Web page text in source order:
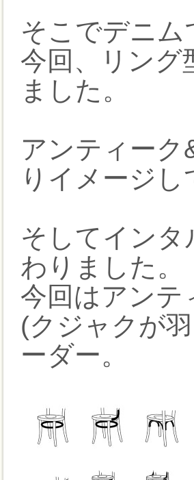
そこでデニ
今回、リング
ました。
アンティー
りイメージ
そしてイン
わりました。
今回はアンテ
(クジャクが
ーダー。